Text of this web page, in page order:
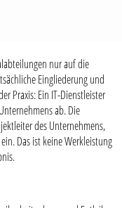
nur auf die
Eingliederung und
Praxis: Ein IT-Dienstleister
ab. Die
des Unternehmens,
Das ist keine Werkleistung